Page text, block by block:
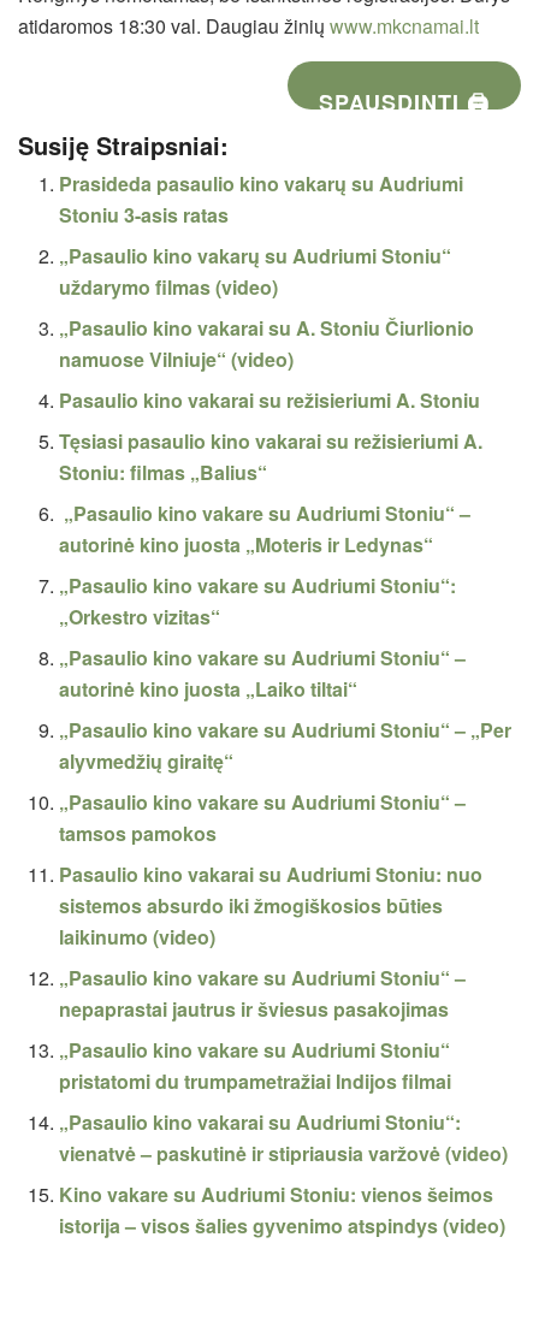
atidaromos 18:30 val. Daugiau žinių www.mkcnamai.lt
SPAUSDINTI 🖨
Susiję Straipsniai:
Prasideda pasaulio kino vakarų su Audriumi
Stoniu 3-asis ratas
„Pasaulio kino vakarų su Audriumi Stoniu“
uždarymo filmas (video)
„Pasaulio kino vakarai su A. Stoniu Čiurlionio
namuose Vilniuje“ (video)
Pasaulio kino vakarai su režisieriumi A. Stoniu
Tęsiasi pasaulio kino vakarai su režisieriumi A.
Stoniu: filmas „Balius“
„Pasaulio kino vakare su Audriumi Stoniu“ –
autorinė kino juosta „Moteris ir Ledynas“
„Pasaulio kino vakare su Audriumi Stoniu“:
„Orkestro vizitas“
„Pasaulio kino vakare su Audriumi Stoniu“ –
autorinė kino juosta „Laiko tiltai“
„Pasaulio kino vakare su Audriumi Stoniu“ – „Per
alyvmedžių giraitę“
„Pasaulio kino vakare su Audriumi Stoniu“ –
tamsos pamokos
Pasaulio kino vakarai su Audriumi Stoniu: nuo
sistemos absurdo iki žmogiškosios būties
laikinumo (video)
„Pasaulio kino vakare su Audriumi Stoniu“ –
nepaprastai jautrus ir šviesus pasakojimas
„Pasaulio kino vakare su Audriumi Stoniu“
pristatomi du trumpametražiai Indijos filmai
„Pasaulio kino vakarai su Audriumi Stoniu“:
vienatvė – paskutinė ir stipriausia varžovė (video)
Kino vakare su Audriumi Stoniu: vienos šeimos
istorija – visos šalies gyvenimo atspindys (video)